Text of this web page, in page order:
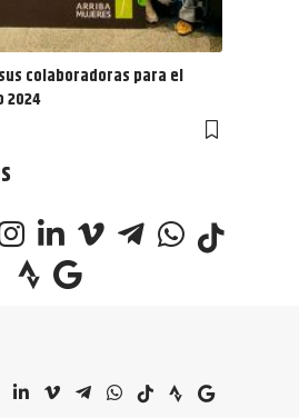
colaboradoras para el
2024